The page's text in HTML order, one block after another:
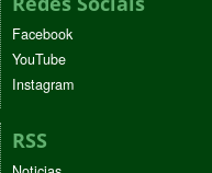
Facebook
YouTube
Instagram
RSS